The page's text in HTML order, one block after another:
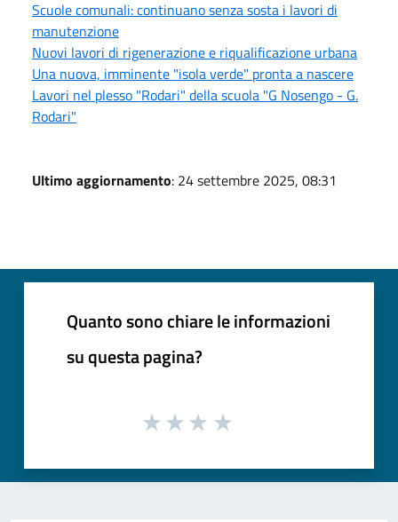
Scuole comunali: continuano senza sosta i lavori di
manutenzione
Nuovi lavori di rigenerazione e riqualificazione urbana
Una nuova, imminente "isola verde" pronta a nascere
Lavori nel plesso "Rodari" della scuola "G Nosengo - G.
Rodari"
Ultimo aggiornamento: 24 settembre 2025, 08:31
Quanto sono chiare le informazioni
su questa pagina?